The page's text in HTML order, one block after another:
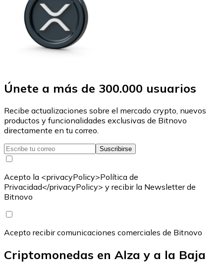
Únete a más de 300.000 usuarios
Recibe actualizaciones sobre el mercado crypto, nuevos
productos y funcionalidades exclusivas de Bitnovo
directamente en tu correo.
Suscribirse
Acepto la <privacyPolicy>Política de
Privacidad</privacyPolicy> y recibir la Newsletter de
Bitnovo
Acepto recibir comunicaciones comerciales de Bitnovo
Criptomonedas en Alza y a la Baja